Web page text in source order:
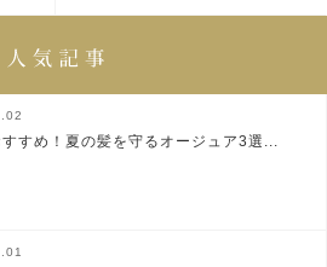
すめ！夏の髪を守るオージュア3選...